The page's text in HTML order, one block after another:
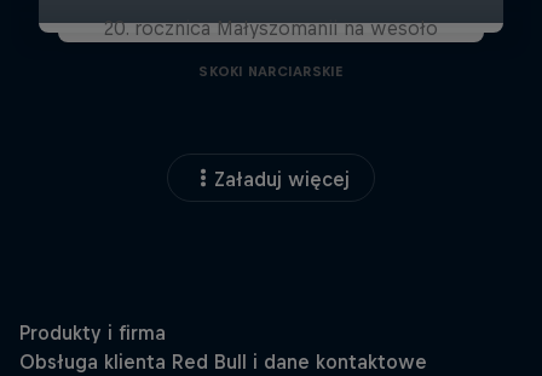
20. rocznica Małyszomanii na wesoło
SKOKI NARCIARSKIE
Załaduj więcej